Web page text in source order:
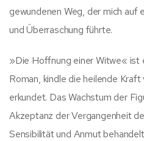
gewundenen Weg, der mich auf
und Überraschung führte.
»Die Hoffnung einer Witwe« ist
Roman, kindle die heilende
erkundet. Das Wachstum der
Akzeptanz der Vergangenheit
Sensibilität und Anmut